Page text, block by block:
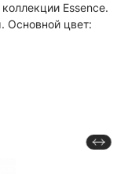
Essence.
Основной цвет: